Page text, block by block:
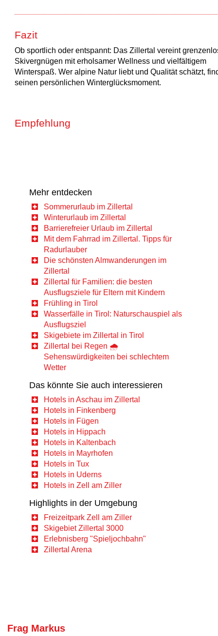
Fazit
Ob sportlich oder entspannt: Das Zillertal vereint
Skivergnügen mit erholsamer Wellness und vielfältigem
Winterspaß. Wer alpine Natur liebt und Qualität schätzt,
seinen persönlichen Winterglücksmoment.
Empfehlung
Mehr entdecken
Sommerurlaub im Zillertal
Winterurlaub im Zillertal
Barrierefreier Urlaub im Zillertal
Mit dem Fahrrad im Zillertal. Tipps für
Radurlauber
Die schönsten Almwanderungen im
Zillertal
Zillertal für Familien: die besten
Ausflugsziele für Eltern mit Kindern
Frühling in Tirol
Wasserfälle in Tirol: Naturschauspiel als
Ausflugsziel
Skigebiete im Zillertal in Tirol
Zillertal bei Regen 🌧️
Sehenswürdigkeiten bei schlechtem
Wetter
Das könnte Sie auch interessieren
Hotels in Aschau im Zillertal
Hotels in Finkenberg
Hotels in Fügen
Hotels in Hippach
Hotels in Kaltenbach
Hotels in Mayrhofen
Hotels in Tux
Hotels in Uderns
Hotels in Zell am Ziller
Highlights in der Umgebung
Freizeitpark Zell am Ziller
Skigebiet Zillertal 3000
Erlebnisberg "Spieljochbahn"
Zillertal Arena
Frag Markus